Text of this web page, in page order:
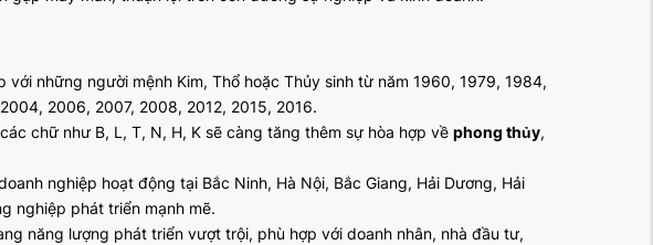
với những người mệnh Kim, Thổ hoặc Thủy sinh từ năm 1960, 1979, 1984,
2006, 2007, 2008, 2012, 2015, 2016.
chữ như B, L, T, N, H, K sẽ càng tăng thêm sự hòa hợp về phong thủy,
nghiệp hoạt động tại Bắc Ninh, Hà Nội, Bắc Giang, Hải Dương, Hải
nghiệp phát triển mạnh mẽ.
năng lượng phát triển vượt trội, phù hợp với doanh nhân, nhà đầu tư,